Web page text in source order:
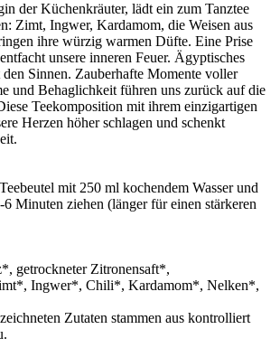
der Küchenkräuter, lädt ein zum Tanztee
Zimt, Ingwer, Kardamom, die Weisen aus
ihre würzig warmen Düfte. Eine Prise
unsere inneren Feuer. Ägyptisches
Sinnen. Zauberhafte Momente voller
und Behaglichkeit führen uns zurück auf die
Teekomposition mit ihrem einzigartigen
Herzen höher schlagen und schenkt
mit 250 ml kochendem Wasser und
Minuten ziehen (länger für einen stärkeren
getrockneter Zitronensaft*,
Ingwer*, Chili*, Kardamom*, Nelken*,
Zutaten stammen aus kontrolliert